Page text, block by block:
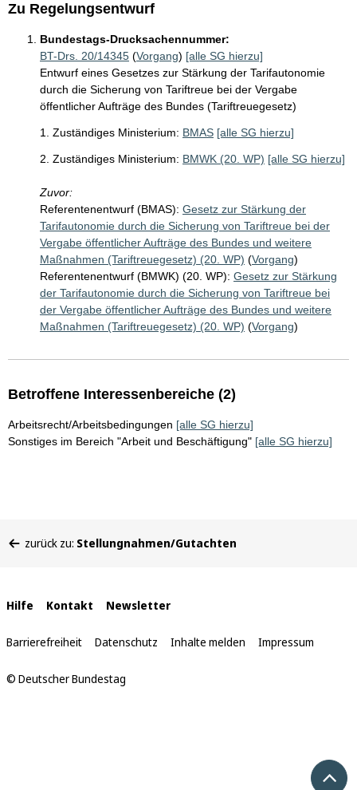
Zu Regelungsentwurf
Bundestags-Drucksachennummer:
BT-Drs. 20/14345 (Vorgang) [alle SG hierzu]
Entwurf eines Gesetzes zur Stärkung der Tarifautonomie
durch die Sicherung von Tariftreue bei der Vergabe
öffentlicher Aufträge des Bundes (Tariftreuegesetz)
1. Zuständiges Ministerium: BMAS [alle SG hierzu]
2. Zuständiges Ministerium: BMWK (20. WP) [alle SG hierzu]
Zuvor:
Referentenentwurf (BMAS): Gesetz zur Stärkung der
Tarifautonomie durch die Sicherung von Tariftreue bei der
Vergabe öffentlicher Aufträge des Bundes und weitere
Maßnahmen (Tariftreuegesetz) (20. WP) (Vorgang)
Referentenentwurf (BMWK) (20. WP): Gesetz zur Stärkung
der Tarifautonomie durch die Sicherung von Tariftreue bei
der Vergabe öffentlicher Aufträge des Bundes und weitere
Maßnahmen (Tariftreuegesetz) (20. WP) (Vorgang)
Betroffene Interessenbereiche (2)
Arbeitsrecht/Arbeitsbedingungen [alle SG hierzu]
Sonstiges im Bereich "Arbeit und Beschäftigung" [alle SG hierzu]
befinden
zurück zu: Stellungnahmen/Gutachten
Interne
Links
Hilfe Kontakt Newsletter
Barrierefreiheit Datenschutz Inhalte melden Impressum
© Deutscher Bundestag